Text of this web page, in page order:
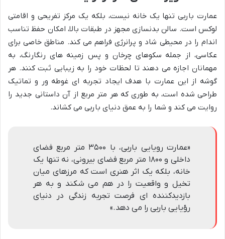
عمارت باربی تنها یک خانه نیست، بلکه یک مرکز تفریحی و اقامتی
لوکس است. سالن بدنسازی مجهز در طبقات بالا، امکان حفظ تناسب
اندام را در محیطی شاد و پرانرژی فراهم می کند. مناطق خاصی برای
عکاسی، از جمله سکوهای چرخان و پس زمینه های رنگارنگ، به
مهمانان اجازه می دهند تا لحظات خود را به زیبایی ثبت کنند. هر
گوشه از این عمارت با هدف ایجاد تجربه ای غوطه ور و تماتیک
طراحی شده است، به طوری که هر متر مربع از آن داستانی جدید را
روایت می کند و شما را به عمق دنیای باربی می کشاند.
«عمارت رویایی باربی، با ۳۵۰۰ متر مربع فضای
داخلی و ۱۸۰۰ متر مربع فضای بیرونی، نه تنها یک
خانه، بلکه یک اثر هنری است که مرزهای میان
تخیل و واقعیت را در هم می شکند و به هر
بازدیدکننده ای فرصت تجربه زندگی در دنیای
رؤیایی باربی را می دهد.»